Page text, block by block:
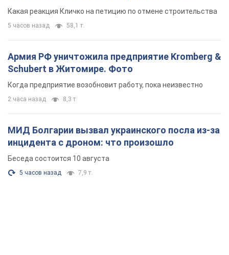
небоскреба "московского верующего"
Какая реакция Кличко на петицию по отмене строительства
5 часов назад 58,1 т.
Армия РФ уничтожила предприятие Kromberg &
Schubert в Житомире. Фото
Когда предприятие возобновит работу, пока неизвестно
2 часа назад 8,3 т.
МИД Болгарии вызвал украинского посла из-за
инцидента с дроном: что произошло
Беседа состоится 10 августа
5 часов назад 7,9 т.